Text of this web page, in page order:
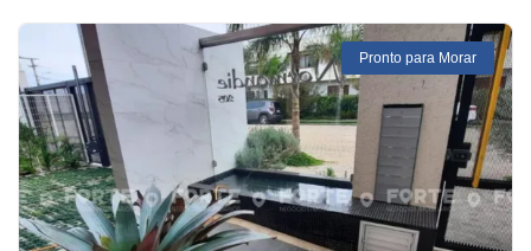
Pronto para Morar